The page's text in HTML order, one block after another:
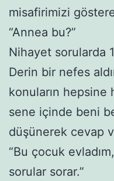
misafirimizi
“Annea bu?”
Nihayet sorularda
Derin bir nefes
konuların hepsine
sene içinde beni
düşünerek cevap
“Bu çocuk
sorular sorar.”